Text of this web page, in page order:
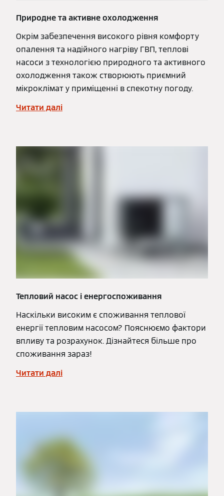
Природне та активне охолодження
Окрім забезпечення високого рівня комфорту
опалення та надійного нагріву ГВП, теплові
насоси з технологією природного та активного
охолодження також створюють приємний
мікроклімат у приміщенні в спекотну погоду.
Читати далі
Тепловий насос і енергоспоживання
Наскільки високим є споживання теплової
енергії тепловим насосом? Пояснюємо фактори
впливу та розрахунок. Дізнайтеся більше про
споживання зараз!
Читати далі